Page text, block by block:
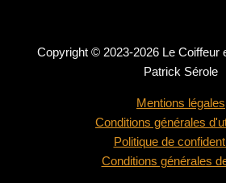
Copyright © 2023-2026 Le Coiffeur
Patrick Sérole
Mentions légales
Conditions générales
Politique de
Conditions générales